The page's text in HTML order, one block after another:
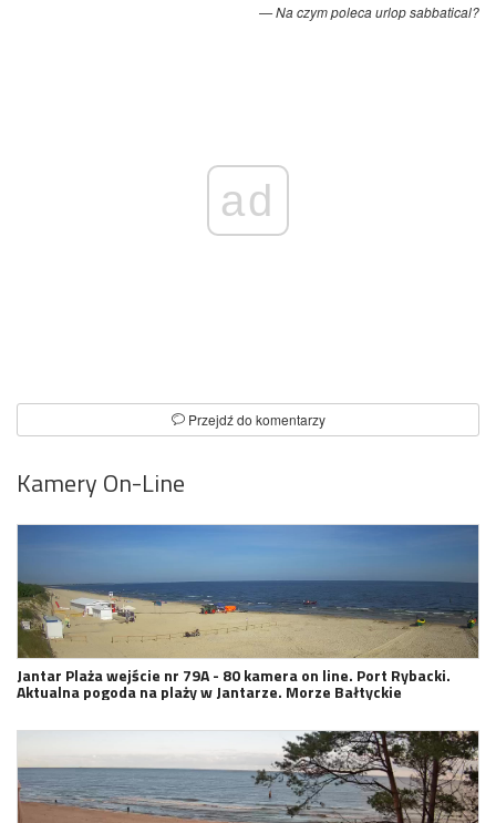
Na czym poleca urlop sabbatical?
ad
Przejdź do komentarzy
Kamery On-Line
Jantar Plaża wejście nr 79A - 80 kamera on line. Port Rybacki.
Aktualna pogoda na plaży w Jantarze. Morze Bałtyckie